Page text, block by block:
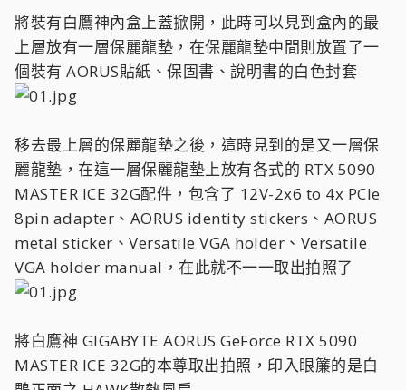
將裝有白鷹神內盒上蓋掀開，此時可以見到盒內的最
上層放有一層保麗龍墊，在保麗龍墊中間則放置了一
個裝有 AORUS貼紙、保固書、說明書的白色封套
移去最上層的保麗龍墊之後，這時見到的是又一層保
麗龍墊，在這一層保麗龍墊上放有各式的 RTX 5090
MASTER ICE 32G配件，包含了 12V-2x6 to 4x PCIe
8pin adapter、AORUS identity stickers、AORUS
metal sticker、Versatile VGA holder、Versatile
VGA holder manual，在此就不一一取出拍照了
將白鷹神 GIGABYTE AORUS GeForce RTX 5090
MASTER ICE 32G的本尊取出拍照，印入眼簾的是白